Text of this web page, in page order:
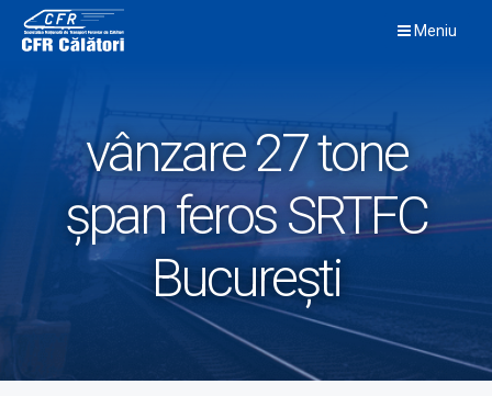
content
Meniu
vânzare 27 tone
șpan feros SRTFC
București